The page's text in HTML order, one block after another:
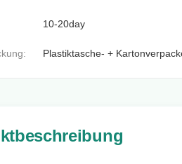
10-20day
Plastiktasche- +